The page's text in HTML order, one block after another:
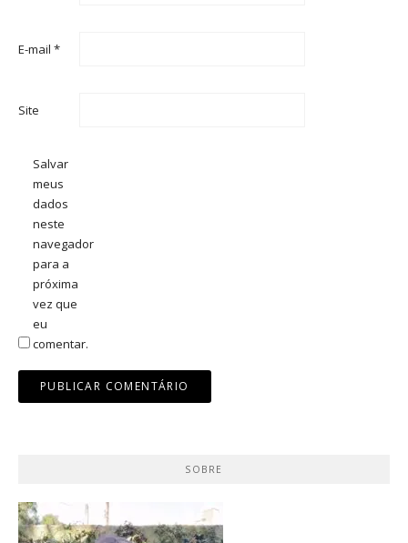
E-mail *
Site
Salvar
meus
dados
neste
navegador
para a
próxima
vez que
eu
comentar.
SOBRE